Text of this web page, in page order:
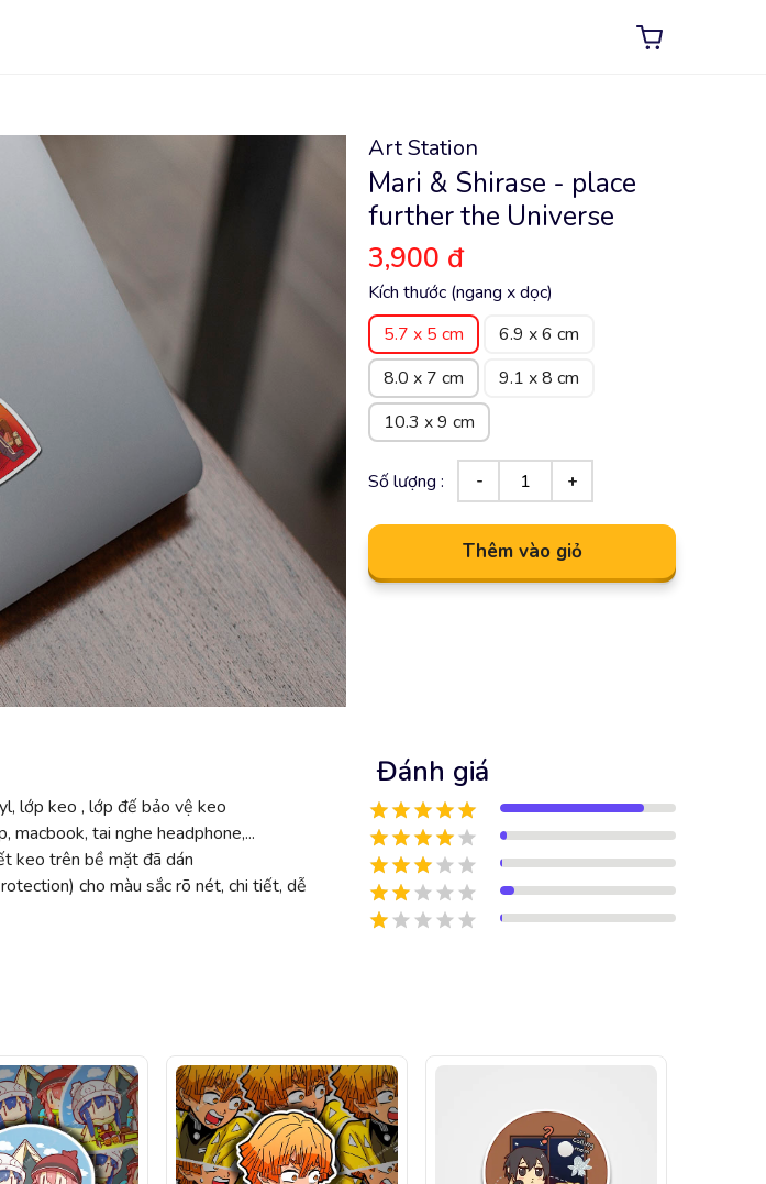
Art Station
Mari & Shirase - place
further the Universe
3,900 đ
Kích thước (ngang x dọc)
5.7 x 5 cm
6.9 x 6 cm
8.0 x 7 cm
9.1 x 8 cm
10.3 x 9 cm
Số lượng :
Thêm vào giỏ
lớp keo , lớp đế bảo vệ keo
macbook, tai nghe headphone,...
keo trên bề mặt đã dán
cho màu sắc rõ nét, chi tiết, dễ
Đánh giá